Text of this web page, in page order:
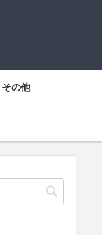
その他